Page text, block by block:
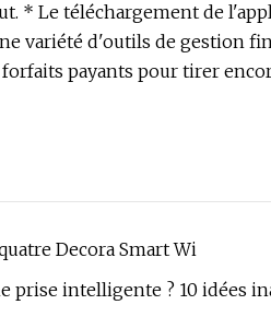
* Le téléchargement de
variété d'outils de gestion
payants pour tirer
Decora Smart Wi
prise intelligente ? 10 idées